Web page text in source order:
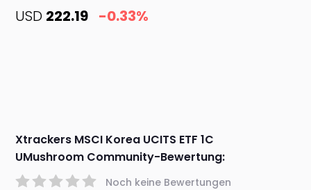
USD 222.19 -0.33%
Xtrackers MSCI Korea UCITS ETF 1C
UMushroom Community-Bewertung:
Noch keine Bewertungen